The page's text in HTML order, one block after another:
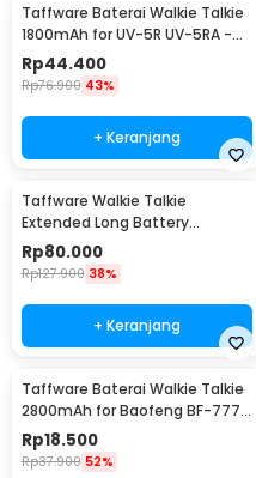
Taffware Baterai Walkie Talkie
1800mAh for UV-5R UV-5RA -
BL-5
Rp44.400
Rp76.900 43%
+ Keranjang
Taffware Walkie Talkie
Extended Long Battery
3800mAh - BL-5
Rp80.000
Rp127.900 38%
+ Keranjang
Taffware Baterai Walkie Talkie
2800mAh for Baofeng BF-777S
666S 888S
Rp18.500
Rp37.900 52%